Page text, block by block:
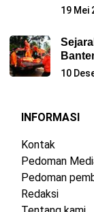
19 Mei
10
INFORMASI
Kontak
Pedoman
Pedoman
Redaksi